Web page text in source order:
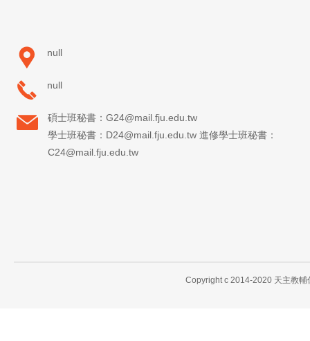
null
null
碩士班秘書：G24@mail.fju.edu.tw
學士班秘書：D24@mail.fju.edu.tw 進修學士班秘書：
C24@mail.fju.edu.tw
Copyright c 2014-2020 天主教